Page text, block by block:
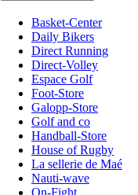
Basket-Center
Daily Bikers
Direct Running
Direct-Volley
Espace Golf
Foot-Store
Galopp-Store
Golf and co
Handball-Store
House of Rugby
La sellerie de Maé
Nauti-wave
On-Fight